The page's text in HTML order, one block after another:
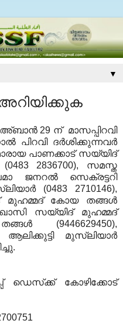
▼
അറിയിക്കുക
29 ന് മാസപ്പിറവി
പിറവി ദര്‍ശിക്കുന്നവര്‍
പാണക്കാട് സയ്യിദ്
2836700), സമസ്ത
ജനറല്‍ സെക്രട്ടറി
(0483 2710146),
മുഹമ്മദ് കോയ തങ്ങള്‍
ഖാസി സയ്യിദ് മുഹമ്മദ്
(9446629450),
മുസ്‌ലിയാര്‍
ഡെസ്‌ക്ക് കോഴിക്കോട്